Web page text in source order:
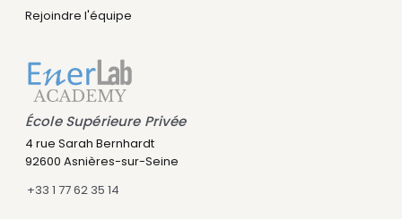
Rejoindre l'équipe
École Supérieure Privée
4 rue Sarah Bernhardt
92600 Asnières-sur-Seine
+33 1 77 62 35 14